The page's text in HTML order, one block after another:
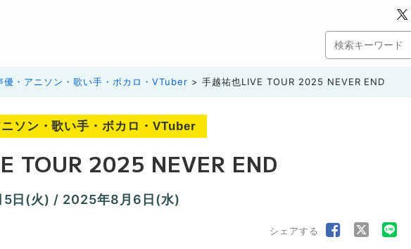
優・アニソン・歌い手・ボカロ・VTuber 手越祐也LIVE TOUR 2025 NEVER END
ソン・歌い手・ボカロ・VTuber
TOUR 2025 NEVER END
日(火) / 2025年8月6日(水)
シェアする